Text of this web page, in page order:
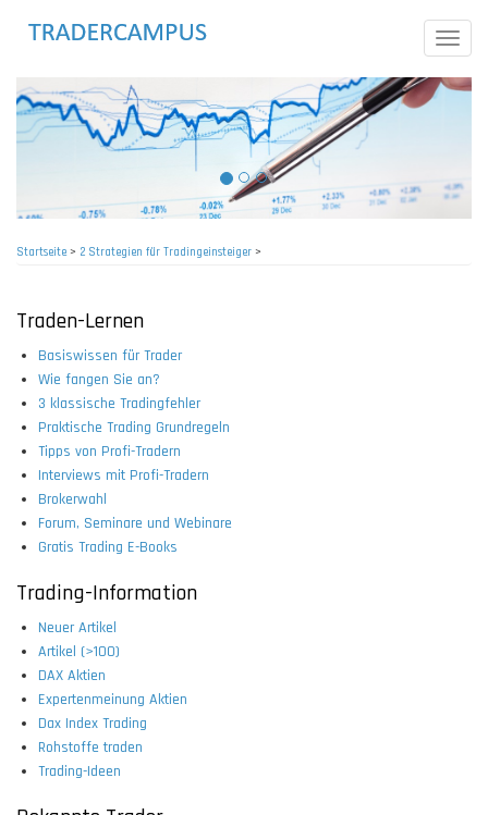
Toggle
Startseite> 2 Strategien für Tradingeinsteiger >
Traden-Lernen
Basiswissen für Trader
Wie fangen Sie an?
3 klassische Tradingfehler
Praktische Trading Grundregeln
Tipps von Profi-Tradern
Interviews mit Profi-Tradern
Brokerwahl
Forum, Seminare und Webinare
Gratis Trading E-Books
Trading-Information
Neuer Artikel
Artikel (>100)
DAX Aktien
Expertenmeinung Aktien
Dax Index Trading
Rohstoffe traden
Trading-Ideen